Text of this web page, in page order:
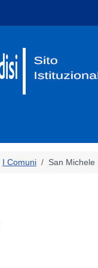
I Comuni San Michele